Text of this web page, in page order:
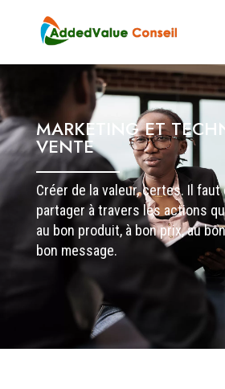
MARKETING ET
VENTE
Créer de la valeur, certes. Il faut
partager à travers les actions
au bon produit, à bon prix, au
bon message.